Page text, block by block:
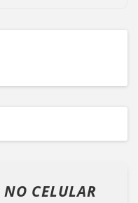
NO CELULAR